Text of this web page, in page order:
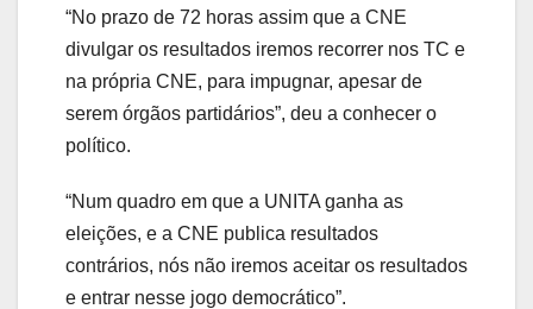
“No prazo de 72 horas assim que a CNE
divulgar os resultados iremos recorrer nos TC e
na própria CNE, para impugnar, apesar de
serem órgãos partidários”, deu a conhecer o
político.
“Num quadro em que a UNITA ganha as
eleições, e a CNE publica resultados
contrários, nós não iremos aceitar os resultados
e entrar nesse jogo democrático”.